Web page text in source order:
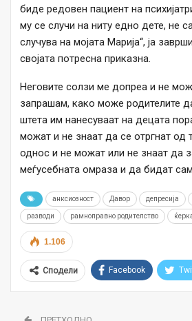
биде редовен пациент на
му се случи на ниту едно дете, не
случува на мојата Марија“, ја
својата потресна приказна.
Неговите солзи ме допреа и не
запрашам, како може родителите
штета им нанесуваат на децата
можат и не знаат да се отргнат од
однос и не можат или не знаат да
меѓусебната омраза и да бидат
анксиозност Давор депресија
разводи рамноправно родителство
1.106
Сподели Facebook